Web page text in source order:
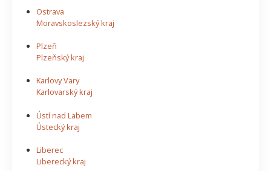
Ostrava
Moravskoslezský kraj
Plzeň
Plzeňský kraj
Karlovy Vary
Karlovarský kraj
Ústí nad Labem
Ústecký kraj
Liberec
Liberecký kraj